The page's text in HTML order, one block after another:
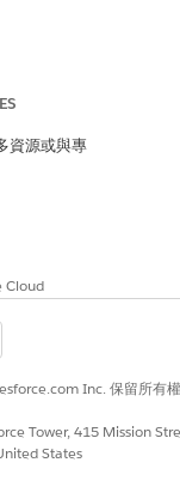
資源或與專
Cloud
Inc. 保留所有
Tower, 415 Mission
States